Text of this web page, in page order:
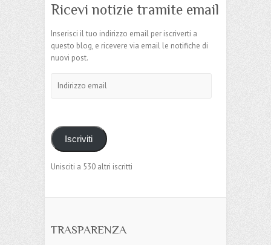
Ricevi notizie tramite email
Inserisci il tuo indirizzo email per iscriverti a
questo blog, e ricevere via email le notifiche di
nuovi post.
email
Iscriviti
Unisciti a 530 altri iscritti
TRASPARENZA